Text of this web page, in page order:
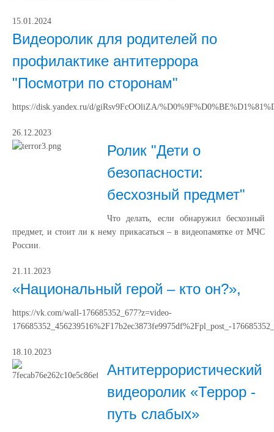
15.01.2024
Видеоролик для родителей по
профилактике антитеррора
"Посмотри по сторонам"
https://disk.yandex.ru/d/giRsv9FcOOliZA/
26.12.2023
Ролик "Дети о
безопасности:
бесхозный предмет"
Что делать, если обнаружил бесхозный
предмет, и стоит ли к нему прикасаться – в видеопамятке от МЧС
России.
21.11.2023
«Национальный герой – кто он?»,
https://vk.com/wall-176685352_677?z=video-
176685352_456239516%2F17b2ec3873fe9975df%2Fpl_post_-
18.10.2023
Антитеррористический
видеоролик «Террор -
путь слабых»